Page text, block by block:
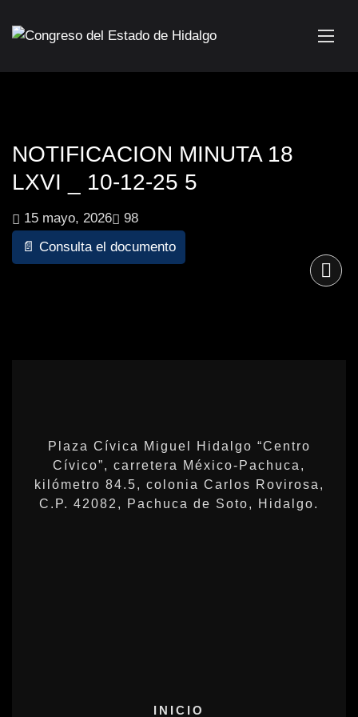
NOTIFICACION MINUTA 18
LXVI _ 10-12-25 5
15 mayo, 2026
98
📄 Consulta el documento
Plaza Cívica Miguel Hidalgo “Centro
Cívico”, carretera México-Pachuca,
kilómetro 84.5, colonia Carlos Rovirosa,
C.P. 42082, Pachuca de Soto, Hidalgo.
INICIO